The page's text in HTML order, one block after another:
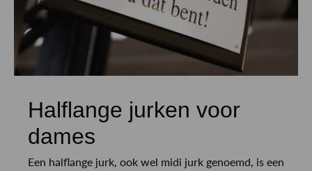
Halflange jurken voor
dames
Een halflange jurk, ook wel midi jurk genoemd, is een